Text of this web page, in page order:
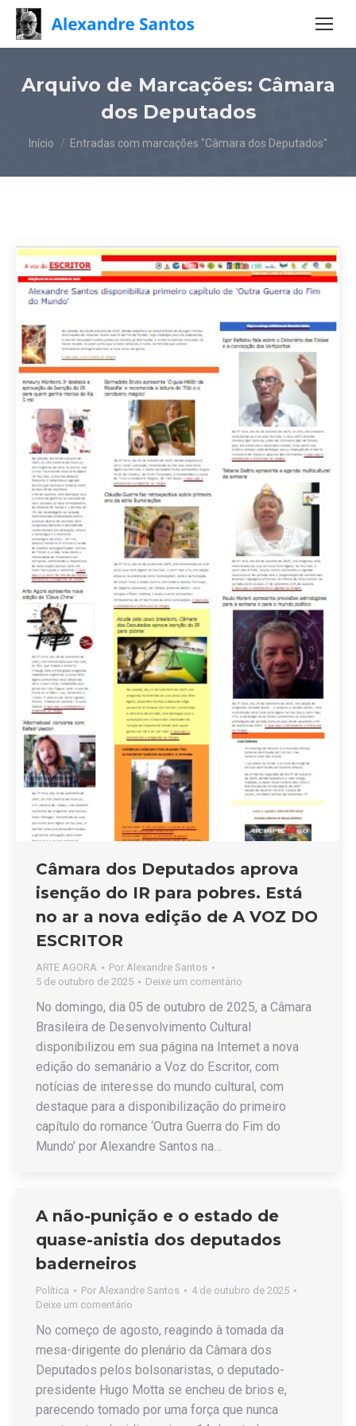
Arquivo de Marcações: Câmara
dos Deputados
Você está aqui:
Início Entradas com marcações "Câmara dos Deputados"
Câmara dos Deputados aprova
isenção do IR para pobres. Está
no ar a nova edição de A VOZ DO
ESCRITOR
ARTE AGORA Por Alexandre Santos
5 de outubro de 2025
Deixe um comentário
No domingo, dia 05 de outubro de 2025, a Câmara
Brasileira de Desenvolvimento Cultural
disponibilizou em sua página na Internet a nova
edição do semanário a Voz do Escritor, com
notícias de interesse do mundo cultural, com
destaque para a disponibilização do primeiro
capítulo do romance ‘Outra Guerra do Fim do
Mundo’ por Alexandre Santos na…
A não-punição e o estado de
quase-anistia dos deputados
baderneiros
Política Por Alexandre Santos
4 de outubro de 2025
Deixe um comentário
No começo de agosto, reagindo à tomada da
mesa-dirigente do plenário da Câmara dos
Deputados pelos bolsonaristas, o deputado-
presidente Hugo Motta se encheu de brios e,
parecendo tomado por uma força que nunca